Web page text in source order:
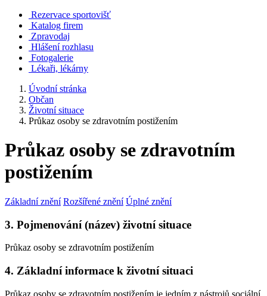
Rezervace sportovišť
Katalog firem
Zpravodaj
Hlášení rozhlasu
Fotogalerie
Lékaři, lékárny
Úvodní stránka
Občan
Životní situace
Průkaz osoby se zdravotním postižením
Průkaz osoby se zdravotním
postižením
Základní znění Rozšířené znění Úplné znění
3. Pojmenování (název) životní situace
Průkaz osoby se zdravotním postižením
4. Základní informace k životní situaci
Průkaz osoby se zdravotním postižením je jedním z nástrojů sociální